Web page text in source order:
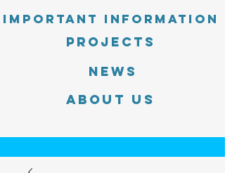
Important information
PROJECTS
News
About Us